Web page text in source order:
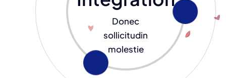
Donec
sollicitudin
molestie